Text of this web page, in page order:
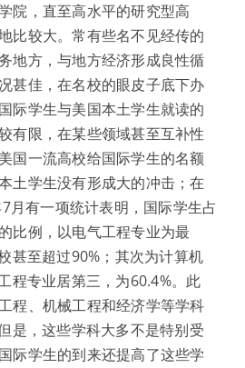
院，直至高水平的研究型高
比较大。常有些名不见经传的
地方，与地方经济形成良性循
甚佳，在名校的眼皮子底下办
际学生与美国本土学生就读的
有限，在某些领域甚至互补性
国一流高校给国际学生的名额
土学生没有形成大的冲击；在
月有一项统计表明，国际学生占
比例，以电气工程专业为最
甚至超过90%；其次为计算机
程专业居第三，为60.4%。此
程、机械工程和经济学等学科
是，这些学科大多不是特别受
际学生的到来还提高了这些学